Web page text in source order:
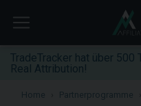
TradeTracker hat über 500
Real Attribution!
Home Partnerprogramme